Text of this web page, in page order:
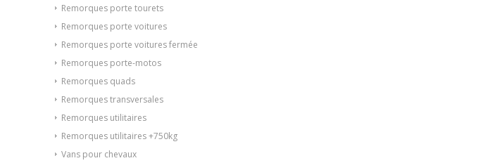
Remorques porte tourets
Remorques porte voitures
Remorques porte voitures fermée
Remorques porte-motos
Remorques quads
Remorques transversales
Remorques utilitaires
Remorques utilitaires +750kg
Vans pour chevaux